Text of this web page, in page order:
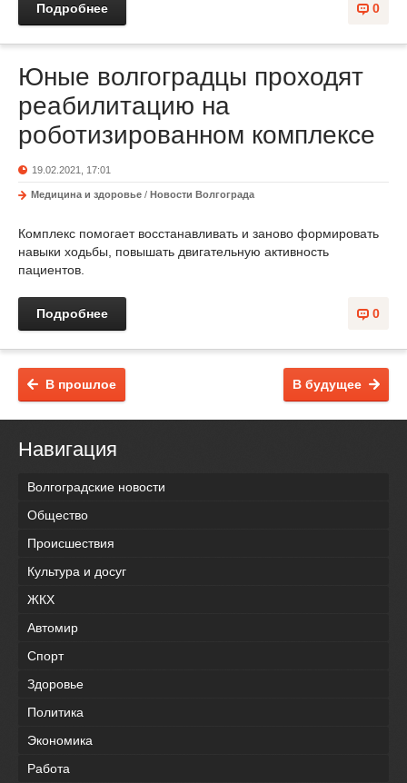
0
Подробнее
Юные волгоградцы проходят
реабилитацию на
роботизированном комплексе
19.02.2021, 17:01
Медицина и здоровье / Новости Волгограда
Комплекс помогает восстанавливать и заново формировать
навыки ходьбы, повышать двигательную активность
пациентов.
0
Подробнее
В будущее
В прошлое
Навигация
Волгоградские новости
Общество
Происшествия
Культура и досуг
ЖКХ
Автомир
Спорт
Здоровье
Политика
Экономика
Работа